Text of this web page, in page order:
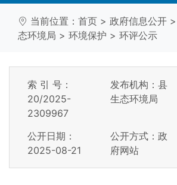
当前位置： 首页 > 政府信息公开 >
态环境局 > 环境保护 > 环评公示
索 引 号：
20/2025-
2309967
发布机构：县
生态环境局
公开日期：
2025-08-21
公开方式：政
府网站